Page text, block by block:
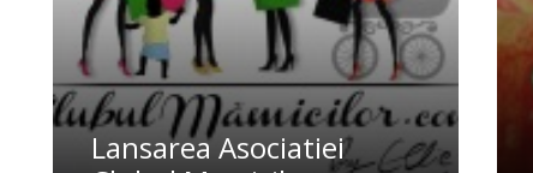
Lansarea Asociatiei